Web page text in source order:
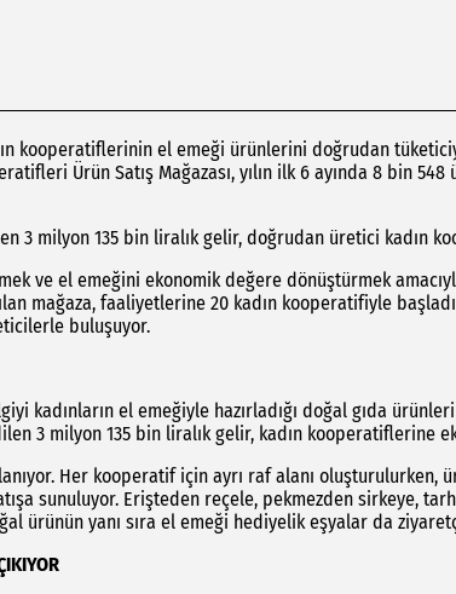
kooperatiflerinin el emeği ürünlerini doğrudan
Ürün Satış Mağazası, yılın ilk 6 ayında 8 bin 548
3 milyon 135 bin liralık gelir, doğrudan üretici kadın
ve el emeğini ekonomik değere dönüştürmek
mağaza, faaliyetlerine 20 kadın kooperatifiyle
buluşuyor.
kadınların el emeğiyle hazırladığı doğal gıda
3 milyon 135 bin liralık gelir, kadın kooperatiflerine
Her kooperatif için ayrı raf alanı oluşturulurken,
sunuluyor. Erişteden reçele, pekmezden sirkeye,
ürünün yanı sıra el emeği hediyelik eşyalar da